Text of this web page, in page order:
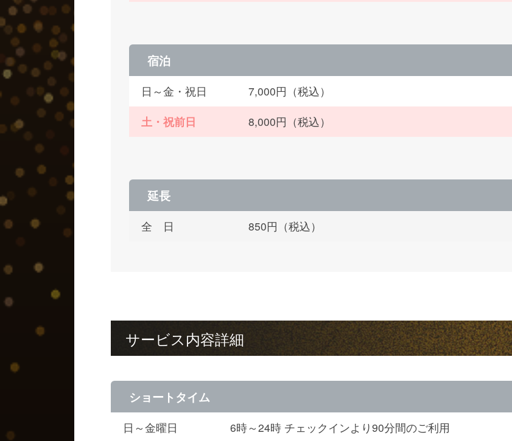
宿泊
日～金・祝日
7,000円（税込）
土・祝前日
8,000円（税込）
延長
全 日 850円（税込）
サービス内容詳細
ショートタイム
日～金曜日
6時～24時 チェックインより90分間のご利用